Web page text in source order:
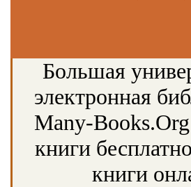
Большая
электронная
Many-Books.Org
книги
книги